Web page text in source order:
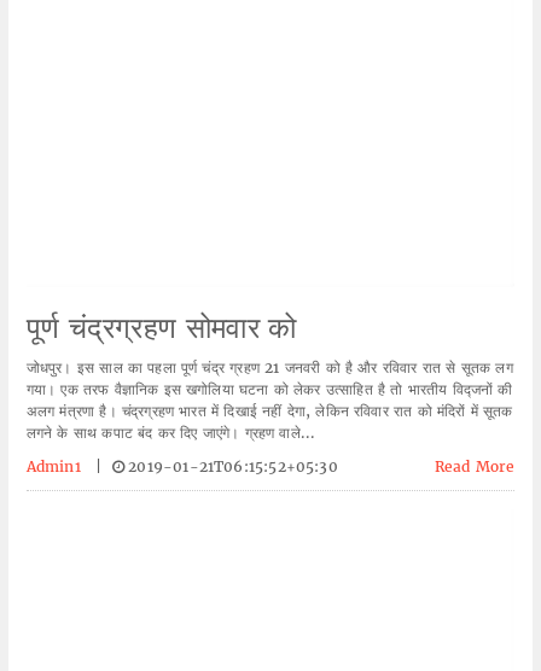
पूर्ण चंद्रग्रहण सोमवार को
जोधपुर। इस साल का पहला पूर्ण चंद्र ग्रहण 21 जनवरी को है और रविवार रात से सूतक लग
गया। एक तरफ वैज्ञानिक इस खगोलिया घटना को लेकर उत्साहित है तो भारतीय विद्जनों की
अलग मंत्रणा है। चंद्रग्रहण भारत में दिखाई नहीं देगा, लेकिन रविवार रात को मंदिरों में सूतक
लगने के साथ कपाट बंद कर दिए जाएंगे। ग्रहण वाले...
Admin1
2019-01-21T06:15:52+05:30 Read More